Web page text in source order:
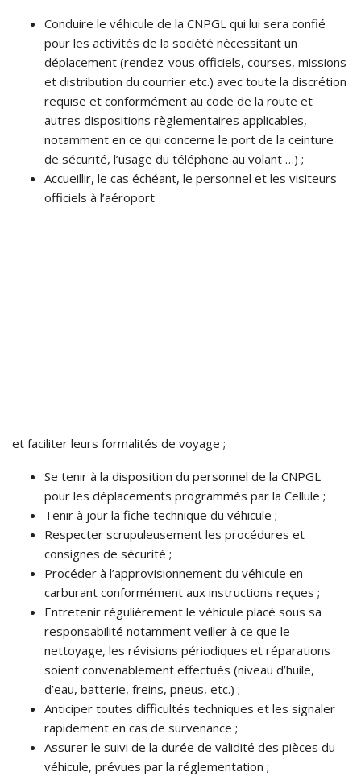
Conduire le véhicule de la CNPGL qui lui sera confié
pour les activités de la société nécessitant un
déplacement (rendez-vous officiels, courses, missions
et distribution du courrier etc.) avec toute la discrétion
requise et conformément au code de la route et
autres dispositions règlementaires applicables,
notamment en ce qui concerne le port de la ceinture
de sécurité, l’usage du téléphone au volant …) ;
Accueillir, le cas échéant, le personnel et les visiteurs
officiels à l’aéroport
et faciliter leurs formalités de voyage ;
Se tenir à la disposition du personnel de la CNPGL
pour les déplacements programmés par la Cellule ;
Tenir à jour la fiche technique du véhicule ;
Respecter scrupuleusement les procédures et
consignes de sécurité ;
Procéder à l’approvisionnement du véhicule en
carburant conformément aux instructions reçues ;
Entretenir régulièrement le véhicule placé sous sa
responsabilité notamment veiller à ce que le
nettoyage, les révisions périodiques et réparations
soient convenablement effectués (niveau d’huile,
d’eau, batterie, freins, pneus, etc.) ;
Anticiper toutes difficultés techniques et les signaler
rapidement en cas de survenance ;
Assurer le suivi de la durée de validité des pièces du
véhicule, prévues par la réglementation ;